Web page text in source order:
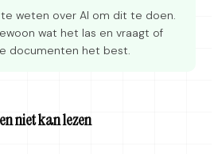
weten over AI om dit te doen.
wat het las en vraagt of
documenten het best.
niet kan lezen